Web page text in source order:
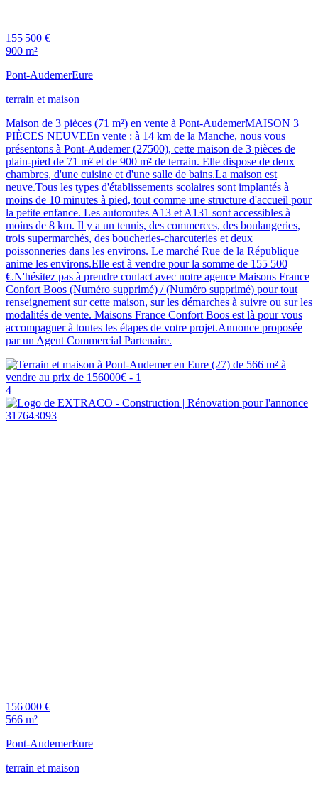
155 500 €
900 m²
Pont-AudemerEure
terrain et maison
Maison de 3 pièces (71 m²) en vente à Pont-AudemerMAISON 3
PIÈCES NEUVEEn vente : à 14 km de la Manche, nous vous
présentons à Pont-Audemer (27500), cette maison de 3 pièces de
plain-pied de 71 m² et de 900 m² de terrain. Elle dispose de deux
chambres, d'une cuisine et d'une salle de bains.La maison est
neuve.Tous les types d'établissements scolaires sont implantés à
moins de 10 minutes à pied, tout comme une structure d'accueil pour
la petite enfance. Les autoroutes A13 et A131 sont accessibles à
moins de 8 km. Il y a un tennis, des commerces, des boulangeries,
trois supermarchés, des boucheries-charcuteries et deux
poissonneries dans les environs. Le marché Rue de la République
anime les environs.Elle est à vendre pour la somme de 155 500
€.N'hésitez pas à prendre contact avec notre agence Maisons France
Confort Boos (Numéro supprimé) / (Numéro supprimé) pour tout
renseignement sur cette maison, sur les démarches à suivre ou sur les
modalités de vente. Maisons France Confort Boos est là pour vous
accompagner à toutes les étapes de votre projet.Annonce proposée
par un Agent Commercial Partenaire.
4
156 000 €
566 m²
Pont-AudemerEure
terrain et maison